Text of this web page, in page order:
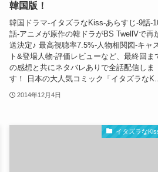
韓国版！
韓国ドラマ-イタズラなKiss-あらすじ-9話-
話-アニメが原作の韓ドラがBS TwellVで再
送決定♪ 最高視聴率7.5%-人物相関図-キャ
ト&登場人物-評価レビューなど、最終回ま
の感想と共にネタバレありで全話配信しま
す！ 日本の大人気コミック「イタズラなK...
2014年12月4日
イタズラな